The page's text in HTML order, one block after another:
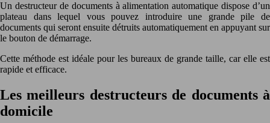
Un destructeur de documents à alimentation automatique dispose d’un
plateau dans lequel vous pouvez introduire une grande pile de
documents qui seront ensuite détruits automatiquement en appuyant sur
le bouton de démarrage.
Cette méthode est idéale pour les bureaux de grande taille, car elle est
rapide et efficace.
Les meilleurs destructeurs de documents à
domicile